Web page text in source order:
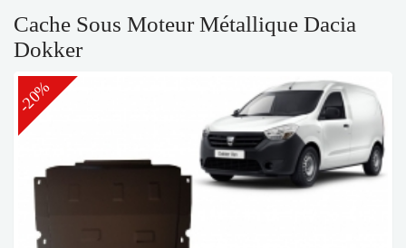
Cache Sous Moteur Métallique Dacia
Dokker
-20%